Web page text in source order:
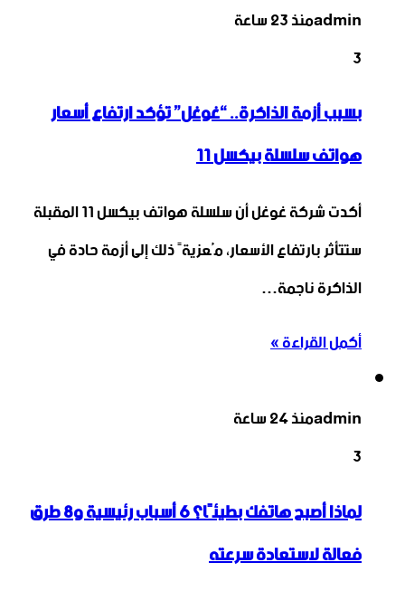
adminمنذ 23 ساعة
3
بسبب أزمة الذاكرة.. “غوغل” تؤكد ارتفاع أسعار
هواتف سلسلة بيكسل 11
أكدت شركة غوغل أن سلسلة هواتف بيكسل 11 المقبلة
ستتأثر بارتفاع الأسعار، مُعزيةً ذلك إلى أزمة حادة في
الذاكرة ناجمة…
أكمل القراءة »
adminمنذ 24 ساعة
3
لماذا أصبح هاتفك بطيئًا؟ 6 أسباب رئيسية و8 طرق
فعالة لاستعادة سرعته